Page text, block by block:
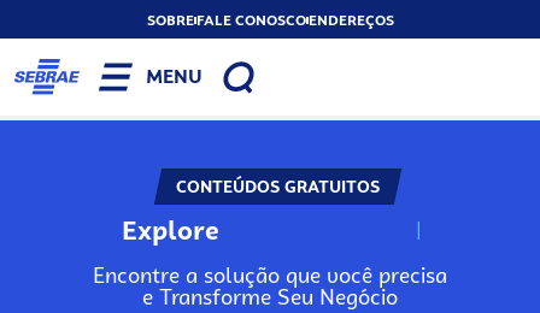
SOBREFALE CONOSCOENDEREÇOS
MENU
CONTEÚDOS GRATUITOS
Explore N
Encontre a solução que você precisa
e Transforme Seu Negócio